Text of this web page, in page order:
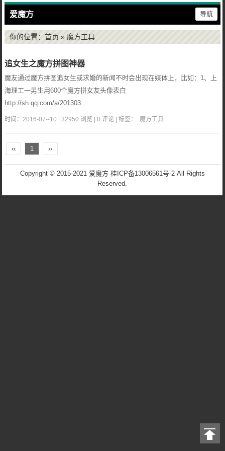
爱魔方 导航
你的位置： 首页» 魔方工具
追女生之魔方拼图神器
魔友通过魔方拼图追女生或求婚的新闻不时会出现在媒体上，比如：1、上
海理工一男生用600个魔方拼女友头像表白
http://sh.qq.com/a/201303...
时间：2016-07--10 | 32950 浏览 | 0 评论 | 标签： 魔方工具
‹‹ 1 ››
Copyright © 2015-2021 爱魔方 桂ICP备13006561号-2All Rights
Reserved.